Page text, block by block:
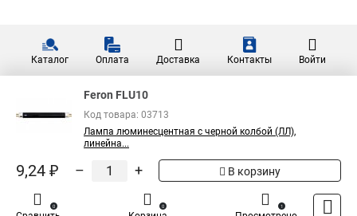
Каталог Оплата Доставка Контакты Войти
Feron FLU10
Код товара: 03713
Лампа люминесцентная с черной колбой (ЛЛ),
линейна...
9,24 ₽ – + В корзину
0 0 1